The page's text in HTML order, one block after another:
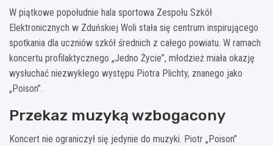
W piątkowe popołudnie hala sportowa Zespołu Szkół
Elektronicznych w Zduńskiej Woli stała się centrum inspirującego
spotkania dla uczniów szkół średnich z całego powiatu. W ramach
koncertu profilaktycznego „Jedno Życie”, młodzież miała okazję
wysłuchać niezwykłego występu Piotra Plichty, znanego jako
„Poison”.
Przekaz muzyką wzbogacony
Koncert nie ograniczył się jedynie do muzyki. Piotr „Poison”